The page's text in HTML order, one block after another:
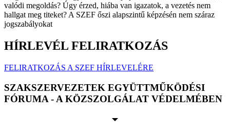
valódi megoldás? Úgy érzed, hiába van igazatok, a vezetés nem
hallgat meg titeket? A SZEF őszi alapszintű képzésén nem száraz
jogszabályokat
HÍRLEVÉL FELIRATKOZÁS
FELIRATKOZÁS A SZEF HÍRLEVELÉRE
SZAKSZERVEZETEK EGYÜTTMŰKÖDÉSI
FÓRUMA - A KÖZSZOLGÁLAT VÉDELMÉBEN